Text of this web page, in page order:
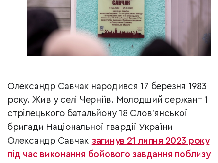
Олександр Савчак народився 17 березня 1983
року. Жив у селі Черніїв. Молодший сержант 1
стрілецького батальйону 18 Слов’янської
бригади Національної гвардії України
Олександр Савчак загинув 21 липня 2023 року
під час виконання бойового завдання поблизу